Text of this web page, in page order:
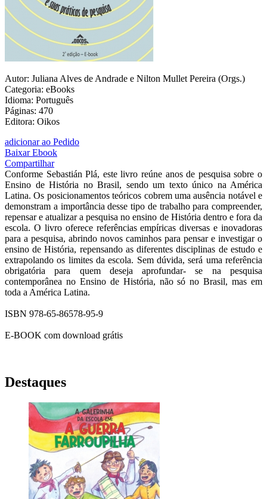
Autor: Juliana Alves de Andrade e Nilton Mullet Pereira (Orgs.)
Categoria: eBooks
Idioma: Português
Páginas: 470
Editora: Oikos
adicionar ao Pedido
Baixar Ebook
Compartilhar
Conforme Sebastián Plá, este livro reúne anos de pesquisa sobre o
Ensino de História no Brasil, sendo um texto único na América
Latina. Os posicionamentos teóricos cobrem uma ausência notável e
demonstram a importância desse tipo de trabalho para compreender,
repensar e atualizar a pesquisa no ensino de História dentro e fora da
escola. O livro oferece referências empíricas diversas e inovadoras
para a pesquisa, abrindo novos caminhos para pensar e investigar o
ensino de História, repensando as diferentes disciplinas de estudo e
extrapolando os limites da escola. Sem dúvida, será uma referência
obrigatória para quem deseja aprofundar- se na pesquisa
contemporânea no Ensino de História, não só no Brasil, mas em
toda a América Latina.
ISBN 978-65-86578-95-9
E-BOOK com download grátis
Destaques